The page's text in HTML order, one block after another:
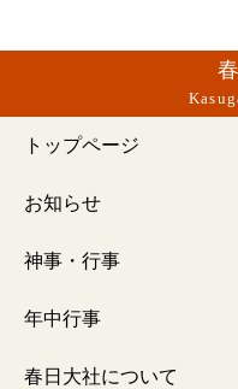
トップページ
お知らせ
神事・行事
年中行事
年中行事について
春日大社について